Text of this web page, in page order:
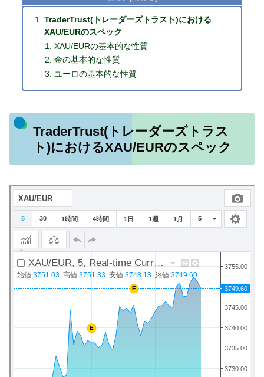
TraderTrust(トレーダーズトラスト)における
XAU/EURのスペック
XAU/EURの基本的な性質
金の基本的な性質
ユーロの基本的な性質
TraderTrust(トレーダーズトラス
ト)におけるXAU/EURのスペック